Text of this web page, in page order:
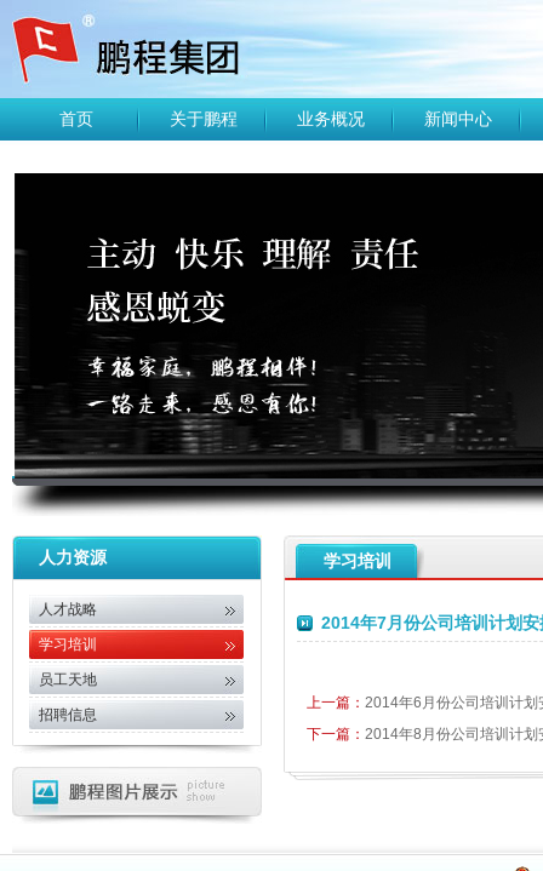
首页 关于鹏程 业务概况 新闻中心
人力资源
人才战略
学习培训
员工天地
招聘信息
学习培训
2014年7月份公司培训计划安
上一篇： 2014年6月份公司培训计划
下一篇： 2014年8月份公司培训计划